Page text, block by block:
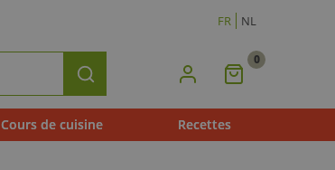
FR NL
Rechercher Mon
0
Cours de cuisine Recettes